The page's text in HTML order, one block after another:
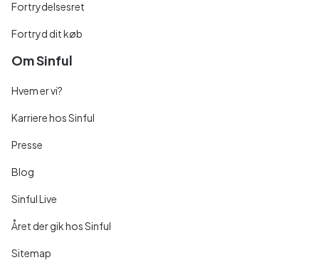
Fortrydelsesret
Fortryd dit køb
Om Sinful
Hvem er vi?
Karriere hos Sinful
Presse
Blog
Sinful Live
Året der gik hos Sinful
Sitemap